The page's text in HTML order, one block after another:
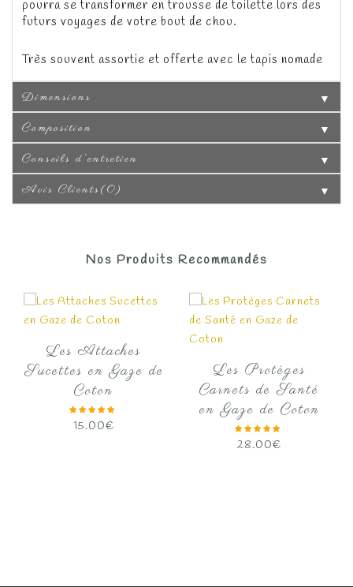
pourra se transformer en trousse de toilette lors des
futurs voyages de votre bout de chou.
Très souvent assortie et offerte avec le tapis nomade
Dimensions ▼
Composition ▼
Conseils d'entretien ▼
Avis Clients(0) ▼
Nos Produits Recommandés
Les Attaches
Sucettes en Gaze de
Coton
15.00€
Les Protèges
Carnets de Santé
en Gaze de Coton
28.00€